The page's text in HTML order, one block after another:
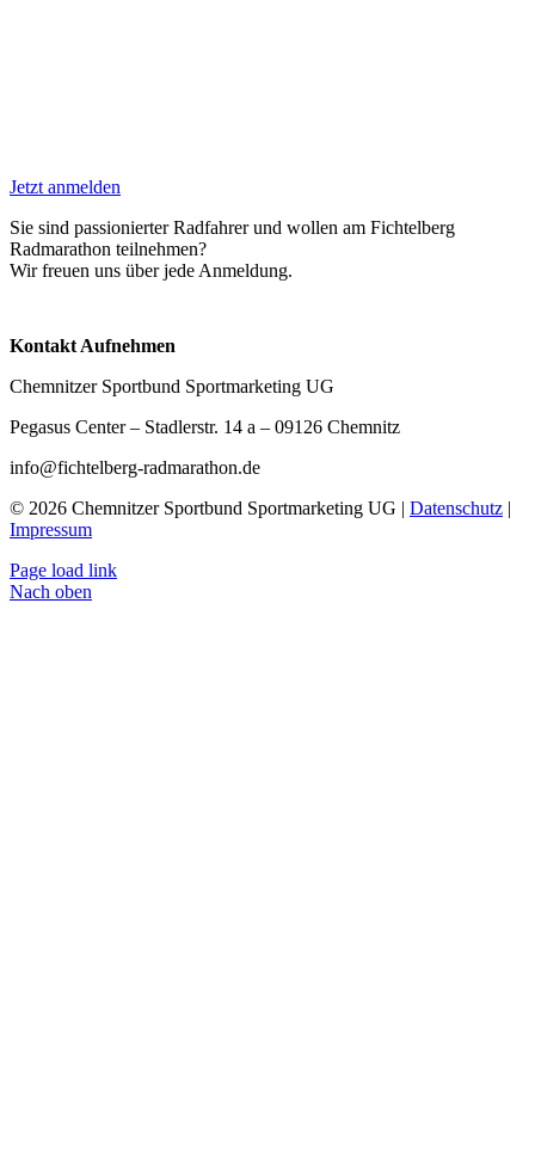
Jetzt anmelden
Sie sind passionierter Radfahrer und wollen am Fichtelberg
Radmarathon teilnehmen?
Wir freuen uns über jede Anmeldung.
Kontakt Aufnehmen
Chemnitzer Sportbund Sportmarketing UG
Pegasus Center – Stadlerstr. 14 a – 09126 Chemnitz
info@fichtelberg-radmarathon.de
© 2026 Chemnitzer Sportbund Sportmarketing UG | Datenschutz |
Impressum
Page load link
Nach oben